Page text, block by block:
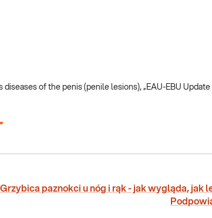
of the penis (penile lesions), „EAU-EBU Update
Grzybica paznokci u nóg i rąk - jak wygląda, jak